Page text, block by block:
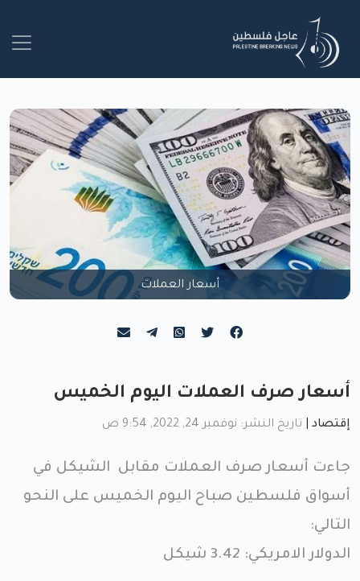
أسعار العملات
أسعار صرف العملات اليوم الخميس
إقتصاد تاريخ النشر: نوفمبر 24, 2022, 9:54 ص
جاءت أسعار صرف العملات مقابل الشيكل في
أسواق فلسطين صباح اليوم الخميس على النحو
التالي:
الدولار الامريكي: 3.42 شيكل